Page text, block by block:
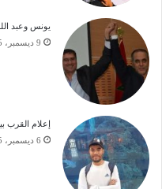
يونس وعبد
9 ديسمبر، 2025
إعلام القرب
6 ديسمبر، 2025